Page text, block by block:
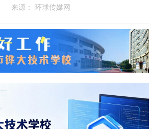
来源： 环球传媒网